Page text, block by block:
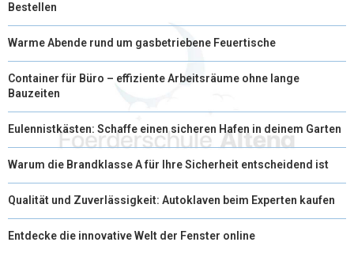
Bestellen
Warme Abende rund um gasbetriebene Feuertische
Container für Büro – effiziente Arbeitsräume ohne lange
Bauzeiten
Eulennistkästen: Schaffe einen sicheren Hafen in deinem Garten
Warum die Brandklasse A für Ihre Sicherheit entscheidend ist
Qualität und Zuverlässigkeit: Autoklaven beim Experten kaufen
Entdecke die innovative Welt der Fenster online